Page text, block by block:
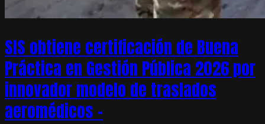
SIS obtiene certificación de Buena
Práctica en Gestión Pública 2026 por
innovador modelo de traslados
aeromédicos –